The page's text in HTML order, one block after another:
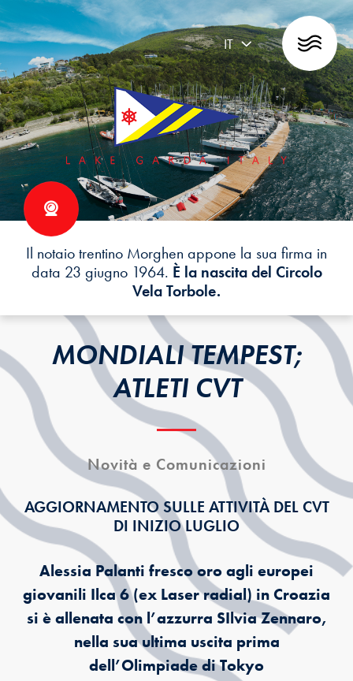
IT
Il notaio trentino Morghen appone la sua firma in
data 23 giugno 1964. È la nascita del Circolo
Vela Torbole.
MONDIALI TEMPEST;
ATLETI CVT
Novità e Comunicazioni
AGGIORNAMENTO SULLE ATTIVITÀ DEL CVT
DI INIZIO LUGLIO
Alessia Palanti fresco oro agli europei
giovanili Ilca 6 (ex Laser radial) in Croazia
si è allenata con l’azzurra SIlvia Zennaro,
nella sua ultima uscita prima
dell’Olimpiade di Tokyo